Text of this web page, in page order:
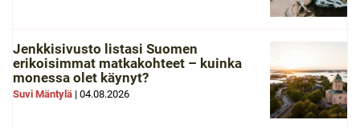
Jenkkisivusto listasi Suomen
erikoisimmat matkakohteet – kuinka
monessa olet käynyt?
Suvi Mäntylä | 04.08.2026